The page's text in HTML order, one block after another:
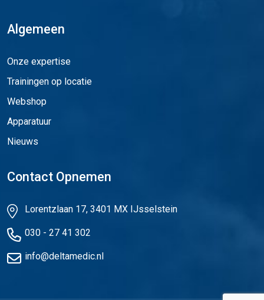
Algemeen
Onze expertise
Trainingen op locatie
Webshop
Apparatuur
Nieuws
Contact Opnemen
Lorentzlaan 17, 3401 MX IJsselstein
030 - 27 41 302
info@deltamedic.nl